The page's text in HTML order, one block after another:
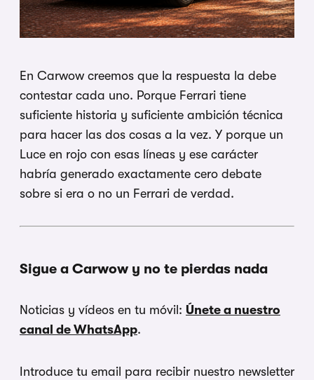
En Carwow creemos que la respuesta la debe
contestar cada uno. Porque Ferrari tiene
suficiente historia y suficiente ambición técnica
para hacer las dos cosas a la vez. Y porque un
Luce en rojo con esas líneas y ese carácter
habría generado exactamente cero debate
sobre si era o no un Ferrari de verdad.
Sigue a Carwow y no te pierdas nada
Noticias y vídeos en tu móvil: Únete a nuestro
canal de WhatsApp.
Introduce tu email para recibir nuestro newsletter